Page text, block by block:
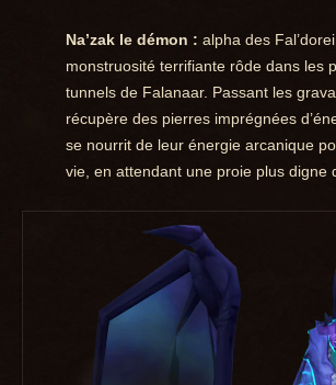
Na’zak le démon : alpha des
monstruosité terrifiante rôde dans les
tunnels de Falanaar. Passant les
récupère des pierres imprégnées
se nourrit de leur énergie arcanique
vie, en attendant une proie plus digne